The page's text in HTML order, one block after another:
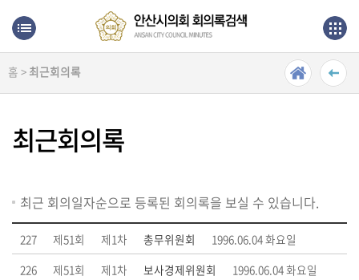
본문으로 바로가기
메인메뉴 바로가기
최
근
의
록
단
순
검
색
홈 > 최근회의록
최근회의록
최근 회의일자순으로 등록된 회의록을 보실 수 있습니다.
227 제51회 제1차 총무위원회
1996.06.04 화요일
226
제51회 제1차 보사경제위원회
1996.06.04 화요일